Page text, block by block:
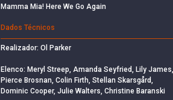
Mamma Mia! Here We Go Again
Dados Técnicos
Realizador: Ol Parker
Elenco: Meryl Streep, Amanda Seyfried, Lily James,
Pierce Brosnan, Colin Firth, Stellan Skarsgård,
Dominic Cooper, Julie Walters, Christine Baranski